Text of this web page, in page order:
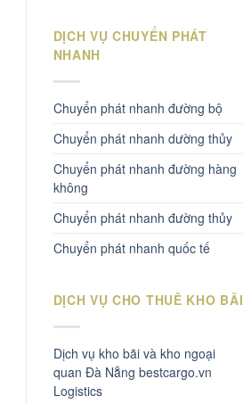
DỊCH VỤ CHUYỂN PHÁT
NHANH
Chuyển phát nhanh đường bộ
Chuyển phát nhanh dường thủy
Chuyển phát nhanh đường hàng
không
Chuyển phát nhanh đường thủy
Chuyển phát nhanh quốc tế
DỊCH VỤ CHO THUÊ KHO BÃI
Dịch vụ kho bãi và kho ngoại
quan Đà Nẵng bestcargo.vn
Logistics